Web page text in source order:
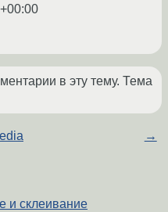
в эту тему. Тема
→
и склеивание